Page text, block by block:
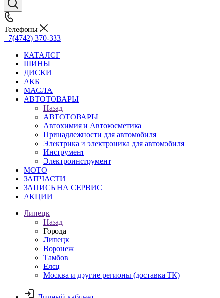
Телефоны
+7(4742) 370-333
КАТАЛОГ
ШИНЫ
ДИСКИ
АКБ
МАСЛА
АВТОТОВАРЫ
Назад
АВТОТОВАРЫ
Автохимия и Автокосметика
Принадлежности для автомобиля
Электрика и электроника для автомобиля
Инструмент
Электроинструмент
МОТО
ЗАПЧАСТИ
ЗАПИСЬ НА СЕРВИС
АКЦИИ
Липецк
Назад
Города
Липецк
Воронеж
Тамбов
Елец
Москва и другие регионы (доставка ТК)